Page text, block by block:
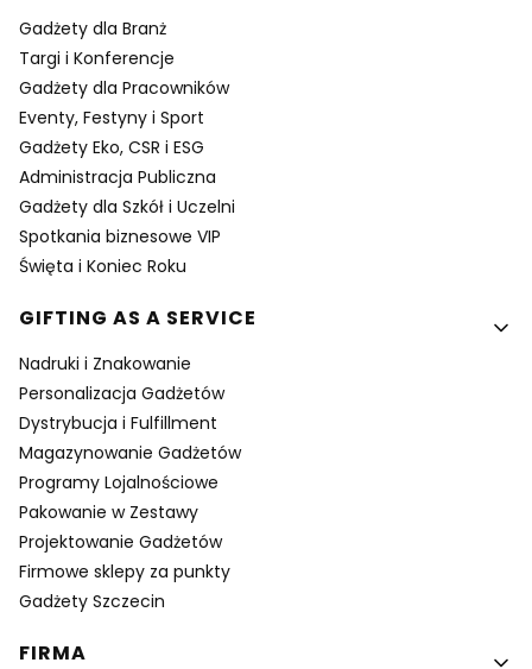
Gadżety dla Branż
Targi i Konferencje
Gadżety dla Pracowników
Eventy, Festyny i Sport
Gadżety Eko, CSR i ESG
Administracja Publiczna
Gadżety dla Szkół i Uczelni
Spotkania biznesowe VIP
Święta i Koniec Roku
GIFTING AS A SERVICE
Nadruki i Znakowanie
Personalizacja Gadżetów
Dystrybucja i Fulfillment
Magazynowanie Gadżetów
Programy Lojalnościowe
Pakowanie w Zestawy
Projektowanie Gadżetów
Firmowe sklepy za punkty
Gadżety Szczecin
FIRMA